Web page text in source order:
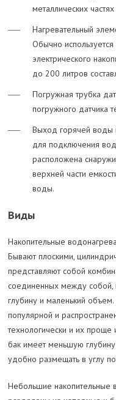
металлических
Нагревательный
Обычно
электрического
до 200 литров
Погружная трубка
погружного датчика
Выход горячей воды
для подключения
расположена
верхней части
воды.
Виды
Накопительные
Бывают плоскими,
представляют собой
соединенных между
глубину и маленький
популярной и
технологически и их проще
бак имеет меньшую
удобно размещать в углу
Небольшие накопительные